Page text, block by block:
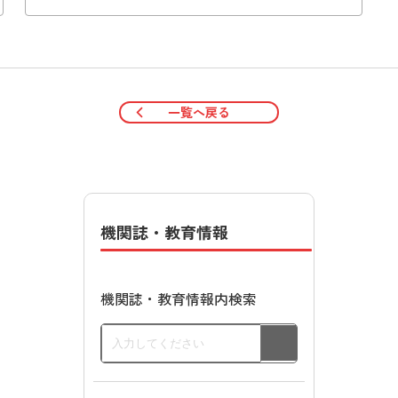
一覧へ戻る
機関誌・教育情報
機関誌・教育情報内検索